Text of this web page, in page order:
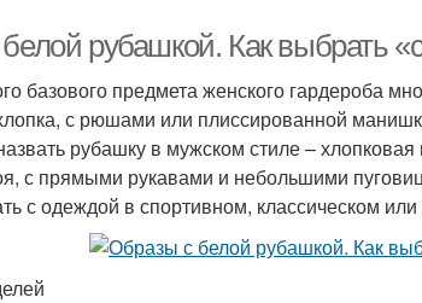
рубашкой. Как выбрать
базового предмета женского гардероба
с рюшами или плиссированной
рубашку в мужском стиле –
с прямыми рукавами и небольшими
с одеждой в спортивном, классическом